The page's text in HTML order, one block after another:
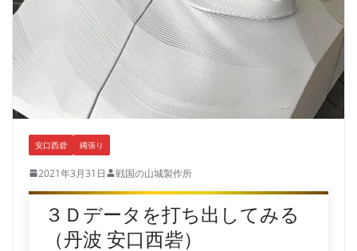
安口西砦 縄張り
2021年3月31日 戦国の山城製作所
３Ｄデータを打ち出してみる
（丹波 安口西砦）